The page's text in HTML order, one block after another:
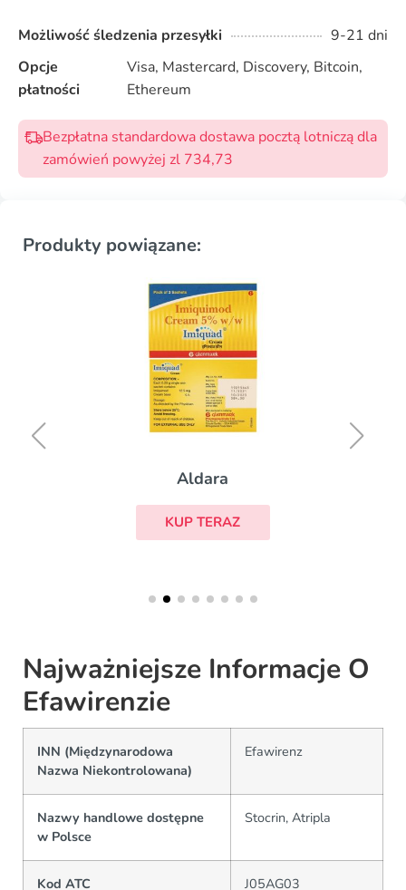
Możliwość śledzenia przesyłki
9-21 dni
Opcje
płatności
Visa, Mastercard, Discovery, Bitcoin,
Ethereum
Bezpłatna standardowa dostawa pocztą lotniczą dla
zamówień powyżej zl 734,73
Produkty powiązane:
Aldara
KUP TERAZ
Najważniejsze Informacje O
Efawirenzie
INN (Międzynarodowa
Nazwa Niekontrolowana)
Efawirenz
Nazwy handlowe dostępne
w Polsce
Stocrin, Atripla
Kod ATC J05AG03